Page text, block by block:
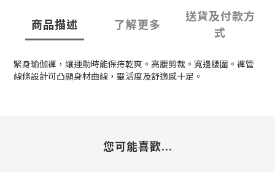
商品描述 了解更多
送貨及付款方
式
緊身瑜伽褲，讓運動時能保持乾爽。高腰剪裁。寬邊腰圍。褲管
線條設計可凸顯身材曲線，靈活度及舒適感十足。
您可能喜歡...